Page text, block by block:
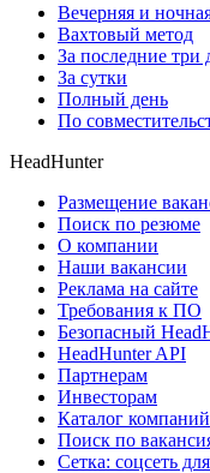
Вечерняя и
Вахтовый метод
За последние три
За сутки
Полный день
По
HeadHunter
Размещение
Поиск по резюме
О компании
Наши вакансии
Реклама на сайте
Требования к ПО
Безопасный
HeadHunter API
Партнерам
Инвесторам
Каталог компаний
Поиск по
Сетка: соцсеть